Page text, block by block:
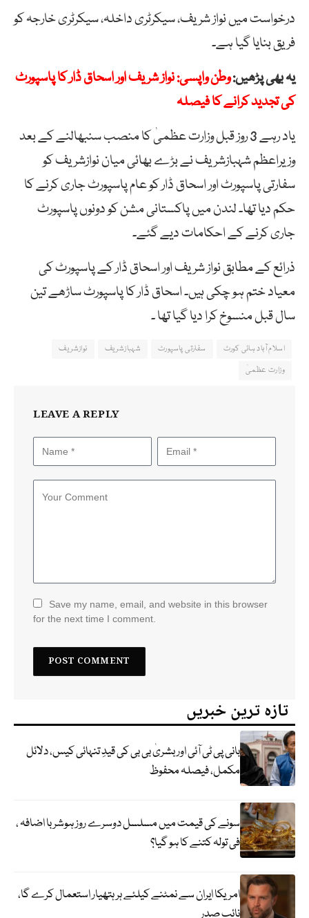
درخواست میں نواز شریف، سیکرٹری داخلہ، سیکرٹری خارجہ کو
فریق بنایا گیا ہے۔
یہ بھی پڑھیں:وطن واپسی: نواز شریف اور اسحاق ڈار کا پاسپورٹ
کی تجدید کرانے کا فیصلہ
یاد رہے 3 روز قبل وزارت عظمیٰ کا منصب سنبھالنے کے بعد
وزیراعظم شہبازشریف نے بڑے بھائی میان نوازشریف کو
سفارتی پاسپورٹ اور اسحاق ڈار کو عام پاسپورٹ جاری کرنے کا
حکم دیا تھا۔ لندن میں پاکستانی مشن کو دونوں پاسپورٹ
جاری کرنے کے احکامات دیے گئے۔
ذرائع کے مطابق نواز شریف اور اسحاق ڈار کے پاسپورٹ کی
معیاد ختم ہو چکی ہیں۔ اسحاق ڈار کا پاسپورٹ ساڑھے تین
سال قبل منسوخ کرا دیا گیا تھا ۔
اسلام آباد ہائی کورٹ سفارتی پاسپورٹ شہبازشریف
نوازشریف
وزارت عظمیٰ
LEAVE A REPLY
Save my name, email, and website in this browser
for the next time I comment.
تازہ ترین خبریں
بانی پی ٹی آئی اور بشریٰ بی بی کی قیدِ تنہائی کیس، دلائل
مکمل، فیصلہ محفوظ
سونے کی قیمت میں مسلسل دوسرے روز ہوشربا اضافہ ،
فی تولہ کتنے کا ہو گیا؟
امریکا ایران سے نمٹنے کیلئے ہر ہتھیار استعمال کرے گا،
نائب صدر